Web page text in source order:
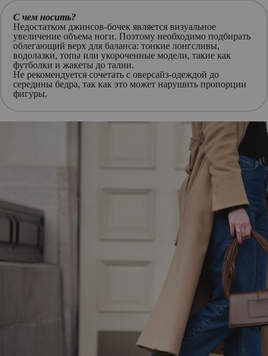
С чем носить?
Недостатком джинсов-бочек является визуальное
увеличение объема ноги. Поэтому необходимо подбирать
облегающий верх для баланса: тонкие лонгсливы,
водолазки, топы или укороченные модели, такие как
футболки и жакеты до талии.
Не рекомендуется сочетать с оверсайз-одеждой до
середины бедра, так как это может нарушить пропорции
фигуры.